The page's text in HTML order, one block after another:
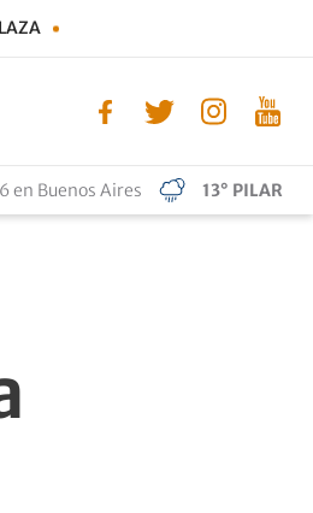
en Buenos Aires 13° PILAR